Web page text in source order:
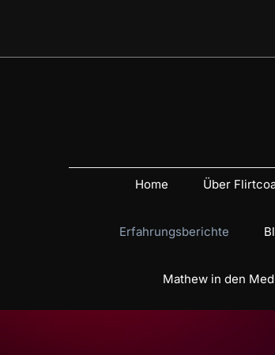
Home Über
Erfahrungsberichte
Mathew in den